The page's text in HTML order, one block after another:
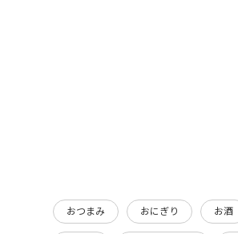
おつまみ おにぎり お酒